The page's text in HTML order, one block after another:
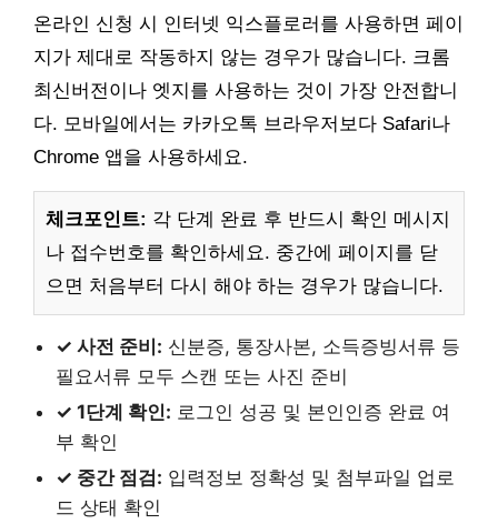
온라인 신청 시 인터넷 익스플로러를 사용하면 페이
지가 제대로 작동하지 않는 경우가 많습니다. 크롬
최신버전이나 엣지를 사용하는 것이 가장 안전합니
다. 모바일에서는 카카오톡 브라우저보다 Safari나
Chrome 앱을 사용하세요.
체크포인트: 각 단계 완료 후 반드시 확인 메시지
나 접수번호를 확인하세요. 중간에 페이지를 닫
으면 처음부터 다시 해야 하는 경우가 많습니다.
✓ 사전 준비: 신분증, 통장사본, 소득증빙서류 등
필요서류 모두 스캔 또는 사진 준비
✓ 1단계 확인: 로그인 성공 및 본인인증 완료 여
부 확인
✓ 중간 점검: 입력정보 정확성 및 첨부파일 업로
드 상태 확인